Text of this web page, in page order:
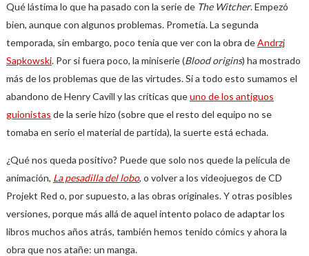
Qué lástima lo que ha pasado con la serie de The Witcher. Empezó
bien, aunque con algunos problemas. Prometía. La segunda
temporada, sin embargo, poco tenía que ver con la obra deAndrzj
Sapkowski. Por si fuera poco, la miniserie (Blood origins) ha mostrado
más de los problemas que de las virtudes. Si a todo esto sumamos el
abandono de Henry Cavill y las críticas queuno de los antiguos
guionistas de la serie hizo (sobre que el resto del equipo no se
tomaba en serio el material de partida), la suerte está echada.
¿Qué nos queda positivo? Puede que solo nos quede la película de
animación, La pesadilla del lobo, o volver a los videojuegos de CD
Projekt Red o, por supuesto, a las obras originales. Y otras posibles
versiones, porque más allá de aquel intento polaco de adaptar los
libros muchos años atrás, también hemos tenido cómics y ahora la
obra que nos atañe: un manga.